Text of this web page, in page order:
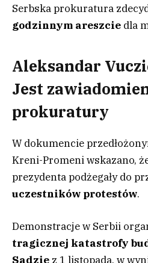
Serbska prokuratura
godzinnym areszcie dla
Aleksandar
Jest
prokuratury
W dokumencie
Kreni-Promeni wskazano,
prezydenta podżegały do
uczestników protestów.
Demonstracje w Serbii
tragicznej katastrofy
Sadzie z 1 listopada, w